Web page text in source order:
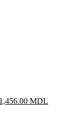
1,456.00 MDL